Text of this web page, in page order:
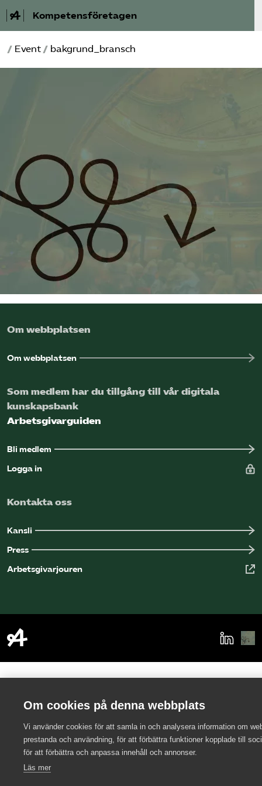
Kompetensföretagen
Aktuellt
Våra frågor
Kurser och aktiviteter
Om oss
Omsättningsstatistik
Webbutik
Mina sidor
Logga in på Arbetsgivarguiden
/ Event / bakgrund_bransch
Om webbplatsen
Om webbplatsen
Som medlem har du tillgång till vår digitala
kunskapsbank
Arbetsgivarguiden
Bli medlem
Logga in
Kontakta oss
Kansli
Press
Arbetsgivarjouren
Om cookies på denna webbplats
Vi använder cookies för att samla in och analysera information om
prestanda och användning, för att förbättra funktioner kopplade till
för att förbättra och anpassa innehåll och annonser.
Läs mer